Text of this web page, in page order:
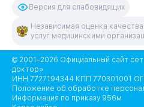
Версия для слабовидящих
Независимая оценка
услуг медицинскими
© 2001–2026 Официальный сайт
доктор»
ИНН 7727194344 КПП 770301001
Положение об обработке
Информация по приказу 956м